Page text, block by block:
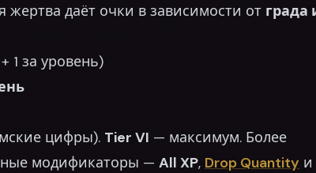
даёт очки в зависимости от града
1 за уровень)
цифры). Tier VI — максимум. Более
модификаторы — All XP, Drop Quantity и